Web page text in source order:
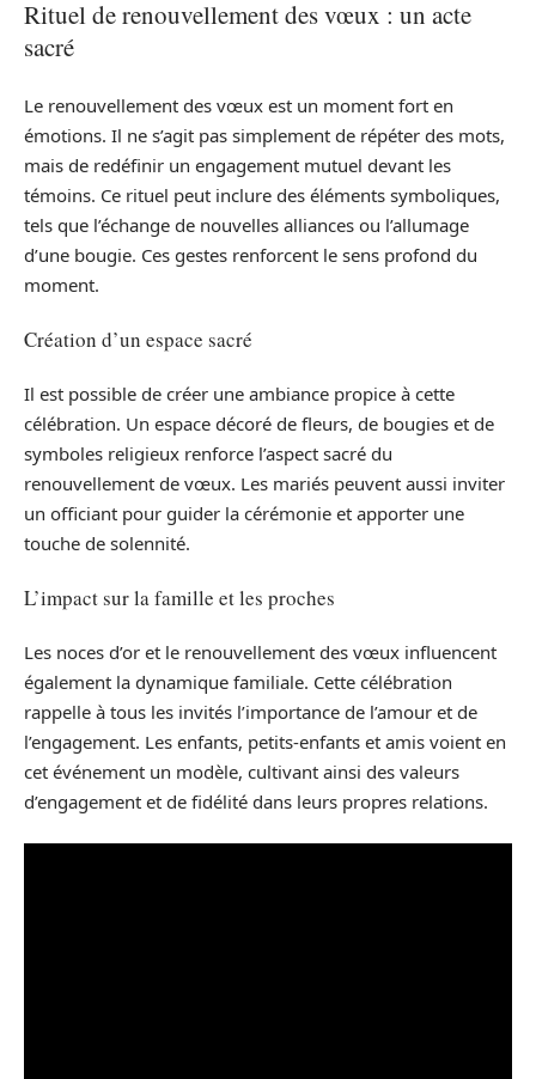
Rituel de renouvellement des vœux : un acte
sacré
Le renouvellement des vœux est un moment fort en
émotions. Il ne s’agit pas simplement de répéter des mots,
mais de redéfinir un engagement mutuel devant les
témoins. Ce rituel peut inclure des éléments symboliques,
tels que l’échange de nouvelles alliances ou l’allumage
d’une bougie. Ces gestes renforcent le sens profond du
moment.
Création d’un espace sacré
Il est possible de créer une ambiance propice à cette
célébration. Un espace décoré de fleurs, de bougies et de
symboles religieux renforce l’aspect sacré du
renouvellement de vœux. Les mariés peuvent aussi inviter
un officiant pour guider la cérémonie et apporter une
touche de solennité.
L’impact sur la famille et les proches
Les noces d’or et le renouvellement des vœux influencent
également la dynamique familiale. Cette célébration
rappelle à tous les invités l’importance de l’amour et de
l’engagement. Les enfants, petits-enfants et amis voient en
cet événement un modèle, cultivant ainsi des valeurs
d’engagement et de fidélité dans leurs propres relations.